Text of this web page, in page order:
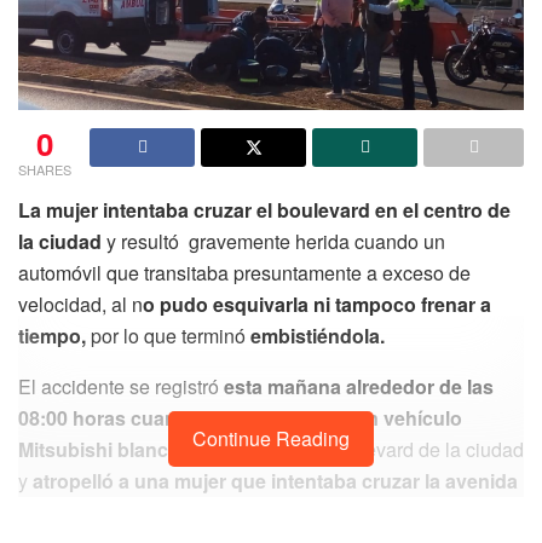
0
SHARES
La mujer intentaba cruzar el boulevard en el centro de
la ciudad y resultó gravemente herida cuando un
automóvil que transitaba presuntamente a exceso de
velocidad, al no pudo esquivarla ni tampoco frenar a
tiempo,por lo que terminó embistiéndola.
El accidente se registró esta mañana alrededor de las
08:00 horas cuando el conductor de un vehículo
Mitsubishi blanco
transitaba por el boulevard de la ciudad
y atropelló a una mujer que intentaba cruzar la avenida
Continue Reading